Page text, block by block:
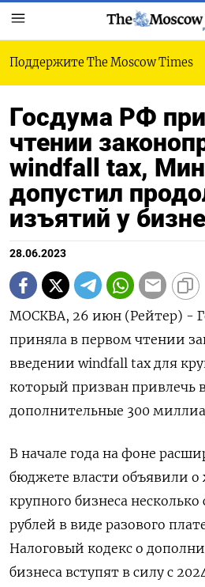
Поддержите The Moscow Times
Госдума РФ
чтении
windfall tax,
допустил
изъятий у
28.06.2023
МОСКВА, 26 июн (Рейтер) -
приняла в первом чтении
введении windfall tax для
который призван привлечь
дополнительные 300
В начале года на фоне
бюджете власти объявили о
крупного бизнеса
рублей в виде разового
Налоговый кодекс о
бизнеса вступят в силу с